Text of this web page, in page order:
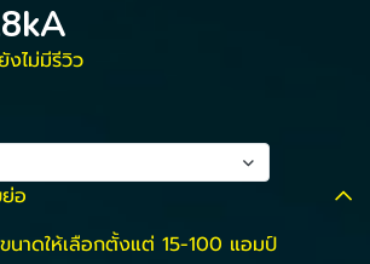
งไม่มีรีวิว
อ
นาดให้เลือกตั้งแต่ 15-100 แอมป์